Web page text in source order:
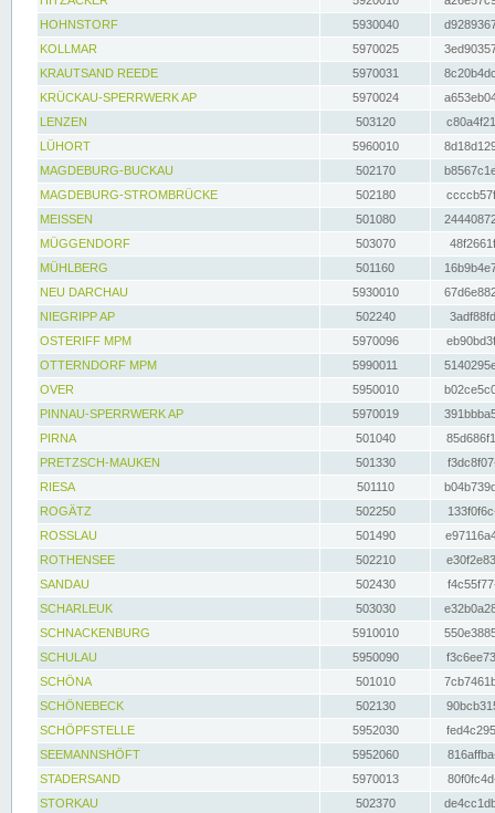
HOHNSTORF
5930040
KOLLMAR
5970025
KRAUTSAND REEDE
5970031
KRÜCKAU-SPERRWERK AP
5970024
LENZEN
503120
LÜHORT
5960010
MAGDEBURG-BUCKAU
502170
MAGDEBURG-STROMBRÜCKE
502180
MEISSEN
501080
MÜGGENDORF
503070
MÜHLBERG
501160
NEU DARCHAU
5930010
NIEGRIPP AP
502240
OSTERIFF MPM
5970096
OTTERNDORF MPM
5990011
OVER
5950010
PINNAU-SPERRWERK AP
5970019
PIRNA
501040
PRETZSCH-MAUKEN
501330
RIESA
501110
ROGÄTZ
502250
ROSSLAU
501490
ROTHENSEE
502210
SANDAU
502430
SCHARLEUK
503030
SCHNACKENBURG
5910010
SCHULAU
5950090
SCHÖNA
501010
SCHÖNEBECK
502130
SCHÖPFSTELLE
5952030
SEEMANNSHÖFT
5952060
STADERSAND
5970013
STORKAU
502370